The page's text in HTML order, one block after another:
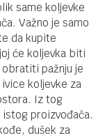
same koljevke
Važno je samo
da kupite
će koljevka biti
pažnju je
ivice koljevke za
Iz tog
proizvođača.
dušek za